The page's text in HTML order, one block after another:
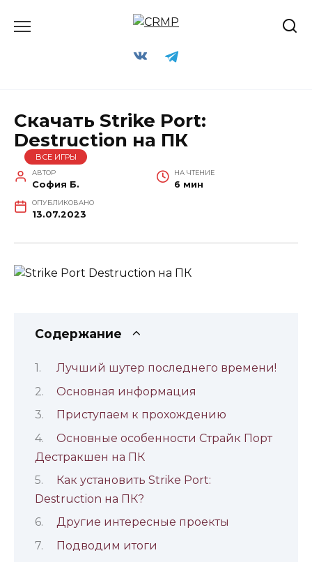
Скачать Strike Port:
Destruction на ПК
АВТОР
София Б.
НА ЧТЕНИЕ
6 мин
ОПУБЛИКОВАНО
13.07.2023
ВСЕ ИГРЫ
Содержание
Лучший шутер последнего времени!
Основная информация
Приступаем к прохождению
Основные особенности Страйк Порт
Дестракшен на ПК
Как установить Strike Port:
Destruction на ПК?
Другие интересные проекты
Подводим итоги